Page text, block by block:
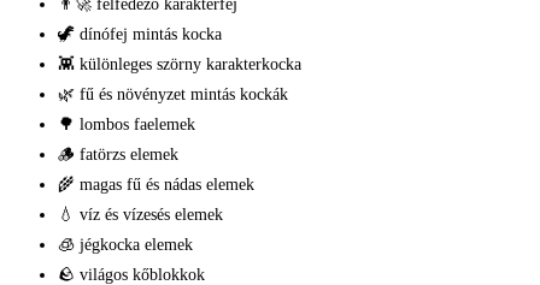
👨‍🚀 felfedező karakterfej
🦖 dínófej mintás kocka
👾 különleges szörny karakterkocka
🌿 fű és növényzet mintás kockák
🌳 lombos faelemek
🪵 fatörzs elemek
🌾 magas fű és nádas elemek
💧 víz és vízesés elemek
🧊 jégkocka elemek
🪨 világos kőblokkok